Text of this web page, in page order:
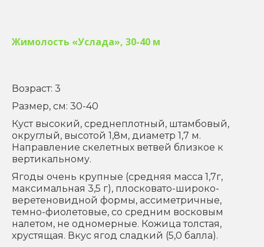
Жимолость «Услада», 30-40 м
Возраст: 3
Размер, см: 30-40
Куст высокий, среднеплотный, штамбовый,
округлый, высотой 1,8м, диаметр 1,7 м.
Направление скелетных ветвей близкое к
вертикальному.
Ягоды очень крупные (средняя масса 1,7г,
максимальная 3,5 г), плосковато-широко-
веретеновидной формы, ассиметричные,
темно-фиолетовые, со средним восковым
налетом, не одномерные. Кожица толстая,
хрустящая. Вкус ягод сладкий (5,0 балла).